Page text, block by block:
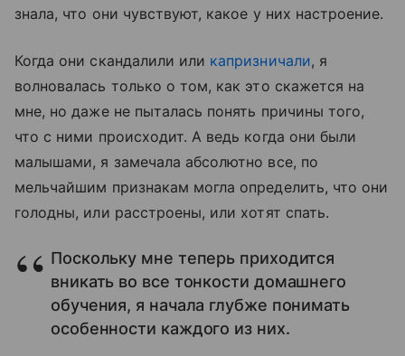
знала, что они чувствуют, какое у них настроение.
Когда они скандалили или капризничали, я
волновалась только о том, как это скажется на
мне, но даже не пыталась понять причины того,
что с ними происходит. А ведь когда они были
малышами, я замечала абсолютно все, по
мельчайшим признакам могла определить, что они
голодны, или расстроены, или хотят спать.
Поскольку мне теперь приходится
вникать во все тонкости домашнего
обучения, я начала глубже понимать
особенности каждого из них.